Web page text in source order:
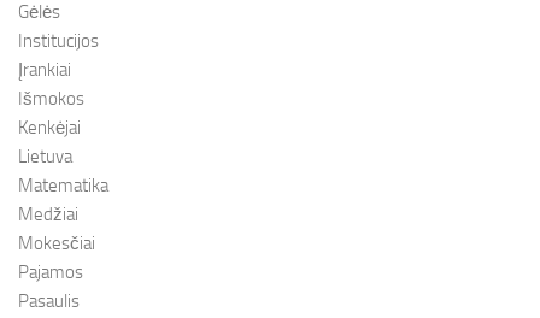
Gėlės
Institucijos
Įrankiai
Išmokos
Kenkėjai
Lietuva
Matematika
Medžiai
Mokesčiai
Pajamos
Pasaulis